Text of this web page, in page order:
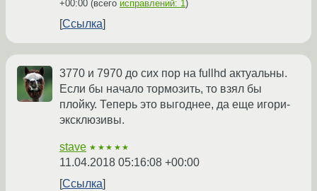
+00:00 (всего исправлений: 1)
Ссылка
3770 и 7970 до сих пор на fullhd актуальны.
Если бы начало тормозить, то взял бы
плойку. Теперь это выгоднее, да еще игори-
эксклюзивы.
stave ★★★★★
11.04.2018 05:16:08 +00:00
Ссылка